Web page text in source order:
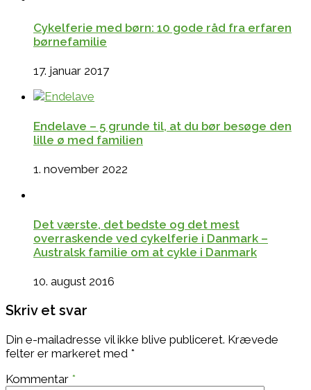
Cykelferie med børn: 10 gode råd fra erfaren
børnefamilie
17. januar 2017
Endelave – 5 grunde til, at du bør besøge den
lille ø med familien
1. november 2022
Det værste, det bedste og det mest
overraskende ved cykelferie i Danmark –
Australsk familie om at cykle i Danmark
10. august 2016
Skriv et svar
Din e-mailadresse vil ikke blive publiceret. Krævede
felter er markeret med *
Kommentar *